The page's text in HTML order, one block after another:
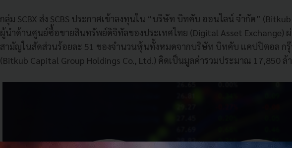
กลุ่ม SCBX ส่ง SCBS ประกาศเข้าลงทุนใน “บริษัท บิทคับ ออนไลน์ จำกัด” (Bitkub
ผู้นำด้านศูนย์ซื้อขายสินทรัพย์ดิจิทัลของประเทศไทย (Digital Asset Exchange)
สามัญในสัดส่วนร้อยละ 51 ของจำนวนหุ้นทั้งหมดจากบริษัท บิทคับ แคปปิตอล กรุ๊
(Bitkub Capital Group Holdings Co., Ltd.) คิดเป็นมูลค่ารวมประมาณ 17,850